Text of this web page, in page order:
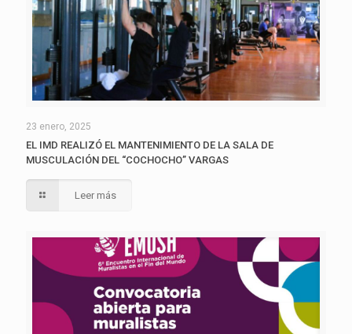
23 enero, 2025
EL IMD REALIZÓ EL MANTENIMIENTO DE LA SALA DE
MUSCULACIÓN DEL “COCHOCHO” VARGAS
Leer más